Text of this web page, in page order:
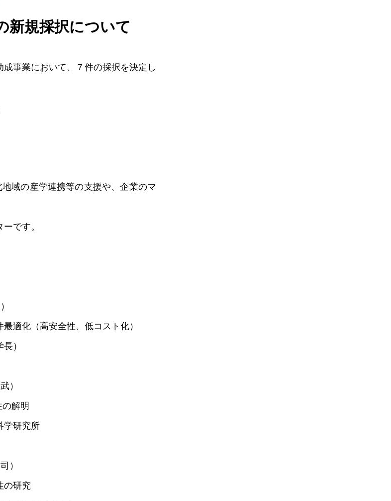
新規採択について
事業において、７件の採択を決定し
域の産学連携等の支援や、企業のマ
です。
化（高安全性、低コスト化）
）
）
解明
研究所
）
研究